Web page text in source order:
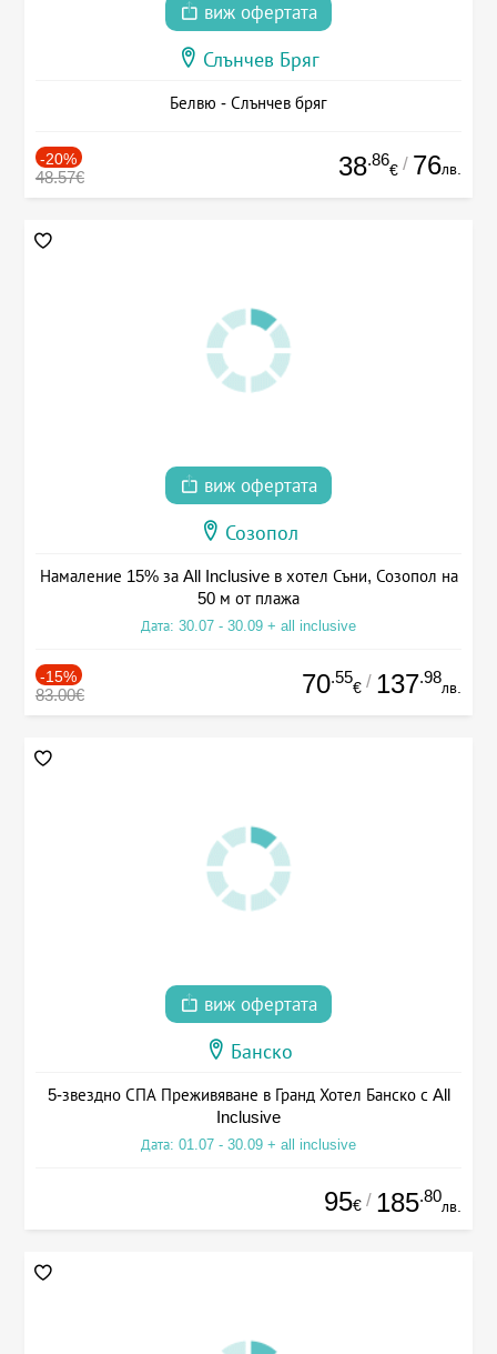
виж офертата
Слънчев Бряг
Белвю - Слънчев бряг
-20%
48.57€ 38.86
€ / 76лв.
виж офертата
Созопол
Намаление 15% за All Inclusive в хотел Съни, Созопол на
50 м от плажа
Дата: 30.07 - 30.09 + all inclusive
-15%
83.00€ 70.55
€ / 137.98
лв.
виж офертата
Банско
5-звездно СПА Преживяване в Гранд Хотел Банско с All
Inclusive
Дата: 01.07 - 30.09 + all inclusive
95€ / 185.80
лв.